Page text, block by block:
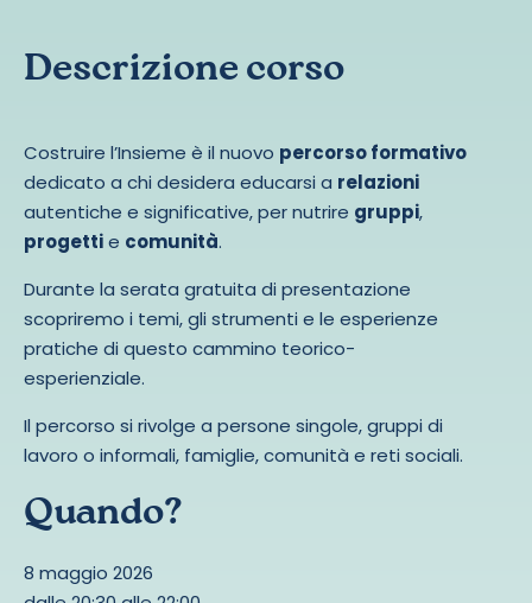
Descrizione corso
Costruire l’Insieme è il nuovo percorso formativo
dedicato a chi desidera educarsi a relazioni
autentiche e significative, per nutrire gruppi,
progettie comunità.
Durante la serata gratuita di presentazione
scopriremo i temi, gli strumenti e le esperienze
pratiche di questo cammino teorico-
esperienziale.
Il percorso si rivolge a persone singole, gruppi di
lavoro o informali, famiglie, comunità e reti sociali.
Quando?
8 maggio 2026